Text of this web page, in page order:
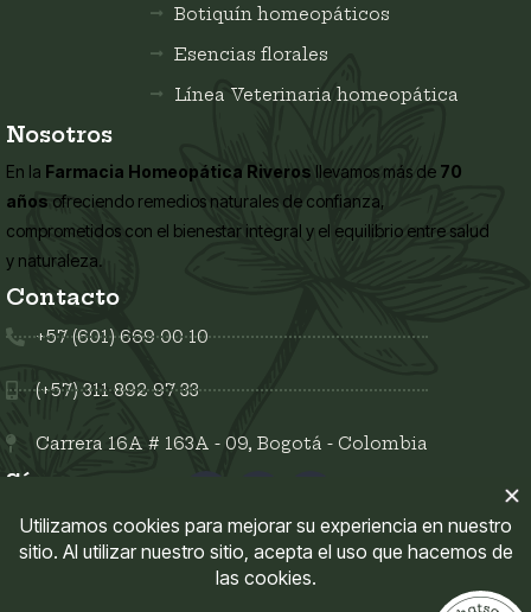
Botiquín homeopáticos
Esencias florales
Línea Veterinaria homeopática
Nosotros
En la Farmacia Homeopática Riveros llevamos más de 70
años ofreciendo remedios naturales de confianza,
comprometidos con el bienestar integral y el equilibrio entre salud
y naturaleza.
Contacto
+57 (601) 669 00 10
(+57) 311 892 97 33
Carrera 16A # 163A - 09, Bogotá - Colombia
Síguenos en:
Enlaces del sitio
Políticas del sitio